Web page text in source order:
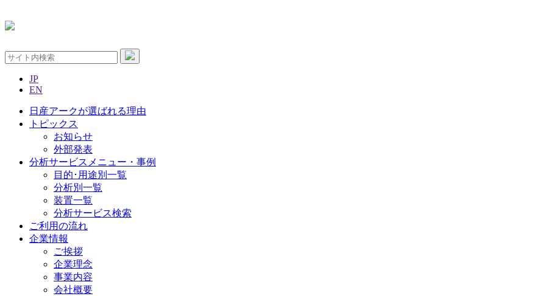
JP
EN
日産アークが選ばれる理由
トピックス
お知らせ
外部発表
分析サービスメニュー・事例
目的･用途別一覧
分析別一覧
装置一覧
分析サービス検索
ご利用の流れ
企業情報
ご挨拶
企業理念
事業内容
会社概要